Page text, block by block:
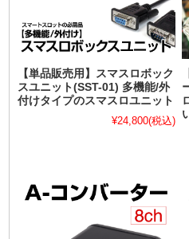
【単品販売用】スマスロボック
スユニット(SST-01) 多機能/外
付けタイプのスマスロユニット
¥24,800(税込)